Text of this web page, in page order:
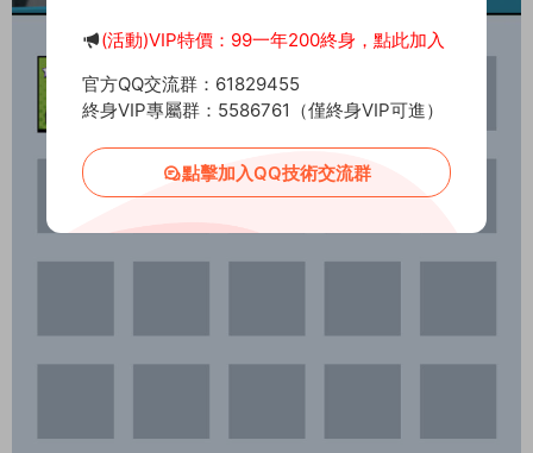
(活動)VIP特價：99一年200終身，點此加入
官方QQ交流群：61829455
終身VIP專屬群：5586761（僅終身VIP可進）
點擊加入QQ技術交流群